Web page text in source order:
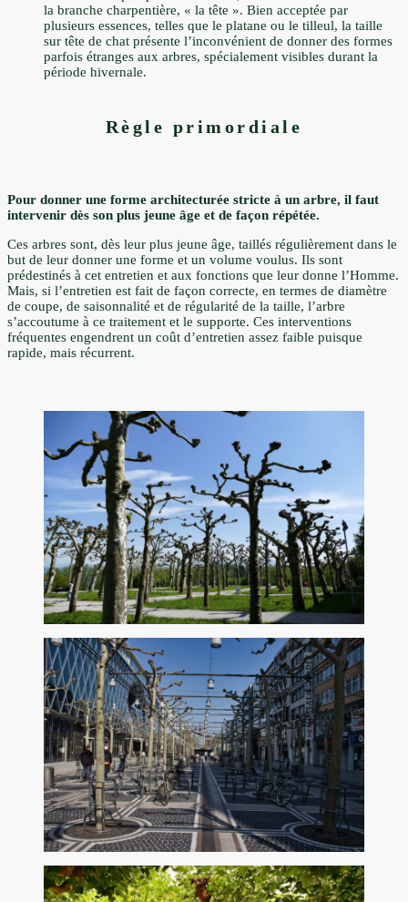
la branche charpentière, « la tête ». Bien acceptée par
plusieurs essences, telles que le platane ou le tilleul, la taille
sur tête de chat présente l’inconvénient de donner des formes
parfois étranges aux arbres, spécialement visibles durant la
période hivernale.
Règle primordiale
Pour donner une forme architecturée stricte à un arbre, il faut
intervenir dès son plus jeune âge et de façon répétée.
Ces arbres sont, dès leur plus jeune âge, taillés régulièrement dans le
but de leur donner une forme et un volume voulus. Ils sont
prédestinés à cet entretien et aux fonctions que leur donne l’Homme.
Mais, si l’entretien est fait de façon correcte, en termes de diamètre
de coupe, de saisonnalité et de régularité de la taille, l’arbre
s’accoutume à ce traitement et le supporte. Ces interventions
fréquentes engendrent un coût d’entretien assez faible puisque
rapide, mais récurrent.